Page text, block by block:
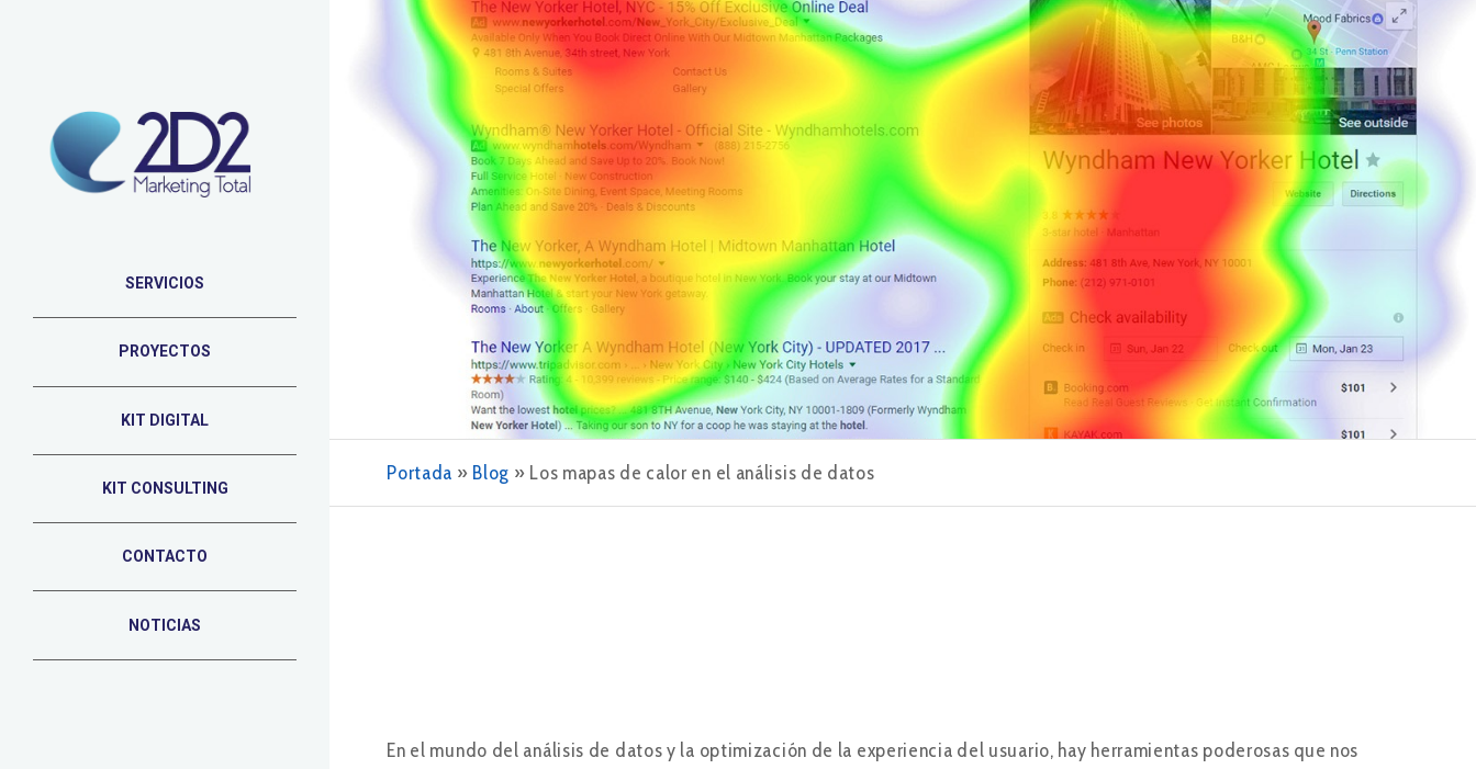
SERVICIOS
PROYECTOS
KIT DIGITAL
KIT CONSULTING
CONTACTO
NOTICIAS
Portada » Blog » Los mapas de calor en el análisis de datos
En el mundo del análisis de datos y la optimización de la experiencia del usuario, hay herramientas poderosas que nos